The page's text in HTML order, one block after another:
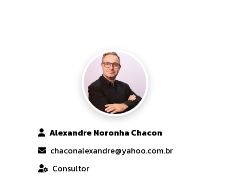
Alexandre Noronha Chacon
chaconalexandre@yahoo.com.br
Consultor